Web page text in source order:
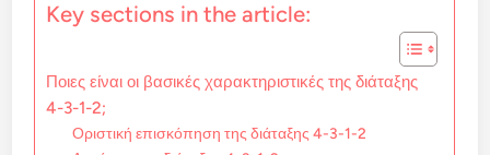
Key sections in the article:
Ποιες είναι οι βασικές χαρακτηριστικές της διάταξης
4-3-1-2;
Οριστική επισκόπηση της διάταξης 4-3-1-2